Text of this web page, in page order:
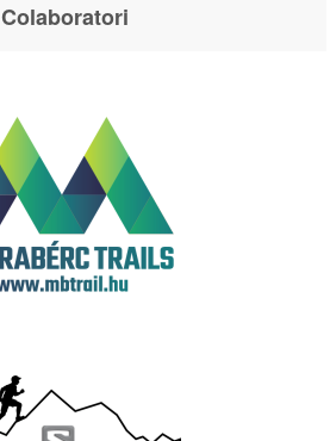
Colaboratori